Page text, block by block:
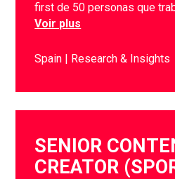
first de 50 personas que
Voir plus
Spain Research & Insights
SENIOR
CREATOR